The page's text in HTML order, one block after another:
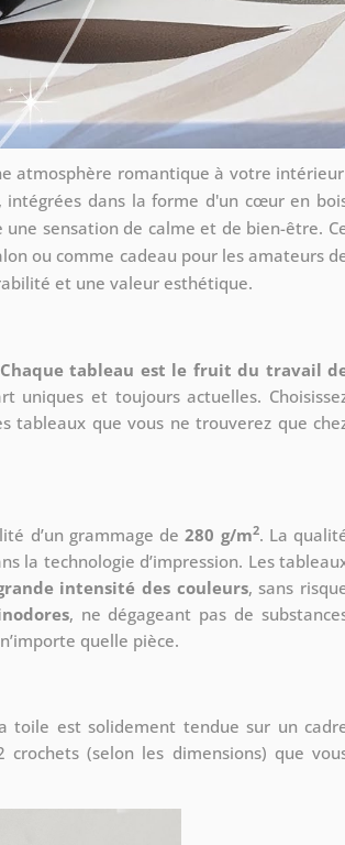
atmosphère romantique à votre
intégrées dans la forme d'un cœur en
sensation de calme et de bien-être.
ou comme cadeau pour les amateurs
et une valeur esthétique.
Chaque tableau est le fruit du travail
uniques et toujours actuelles.
tableaux que vous ne trouverez que
d’un grammage de280 g/m2. La
la technologie d’impression. Les
intensité des couleurs, sans
, ne dégageant pas de
quelle pièce.
toile est solidement tendue sur un
(selon les dimensions) que